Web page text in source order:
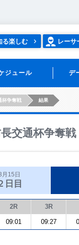
る楽しむ レーサ
ジュール デ
杯争奪戦 結果
長交通杯争奪戦
月15日
日目
2R 3R
09:01 09:27